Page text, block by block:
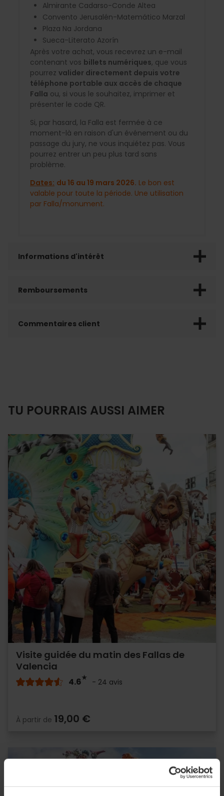
Almirante Cadarso-Conde Altea
Convento Jerusalén-Matemático Marzal
Plaza Na Jordana
Sueca-Literato Azorín
Après votre achat, vous recevrez un e-mail
contenant vos billets numériques, que vous
pourrez valider directement depuis votre
téléphone portable aux accès de chaque
Falla ou, si vous le souhaitez, imprimer et
présenter le code QR.
Si, par hasard, la Falla est fermée à ce
moment-là en raison d'un événement ou du
passage du jury, ne vous inquiétez pas. Vous
pourrez entrer un peu plus tard sans
problème.
Dates: du 16 au 19 mars 2026. Le bon est
valable pour toute la période. Une utilisation
par Falla/monument.
Informations d'intérêt
Remboursements
Commentaires client
TU POURRAIS AUSSI AIMER
Visite guidée du matin des Fallas de
Valencia
4.6 - 24 avis
À partir de 19,00 €